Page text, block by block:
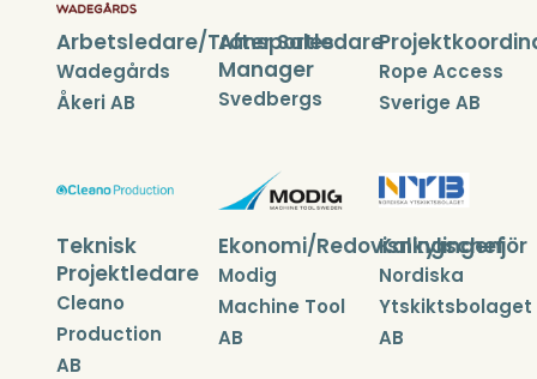
Arbetsledare/Transportledare
Wadegårds
Åkeri AB
After Sales
Manager
Svedbergs
Rope Access
Sverige AB
Teknisk
Projektledare
Cleano
Production
AB
Ekonomi/Redovisningschef
Modig
Machine Tool
AB
Kalkylingenjör
Nordiska
Ytskiktsbolaget
AB